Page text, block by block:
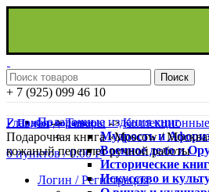
Поиск
+ 7 (925) 099 46 10
✓ Подбор подарка
0пунктов / 0.00Р
Логин / Регистрация
Подарочные издания книг
Мудрость и
Военное дело и
Исторические
Искусство и
Главная->Товары->
Подарочная книга «Moscow /
кожаный переплет ручной работы